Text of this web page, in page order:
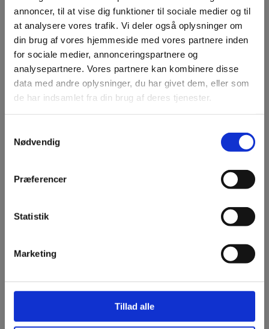
annoncer, til at vise dig funktioner til sociale medier og til
at analysere vores trafik. Vi deler også oplysninger om
din brug af vores hjemmeside med vores partnere inden
for sociale medier, annonceringspartnere og
analysepartnere. Vores partnere kan kombinere disse
data med andre oplysninger, du har givet dem, eller som
de har indsamlet fra din brug af deres tjenester.
Nødvendig
Præferencer
Statistik
Marketing
Tillad alle
pallen i plast.
Kontakt vores kundeservice
Har du spørgsmål til vores træpiller 6 mm, eller ønsker du hjælp
til at gennemføre din bestilling? Så er du altid velkommen til at
16.00. Vores kundeservice kan kontaktes på tlf.
. Ved skriftlige forespørgsler svarer vi
hurtigst muligt.